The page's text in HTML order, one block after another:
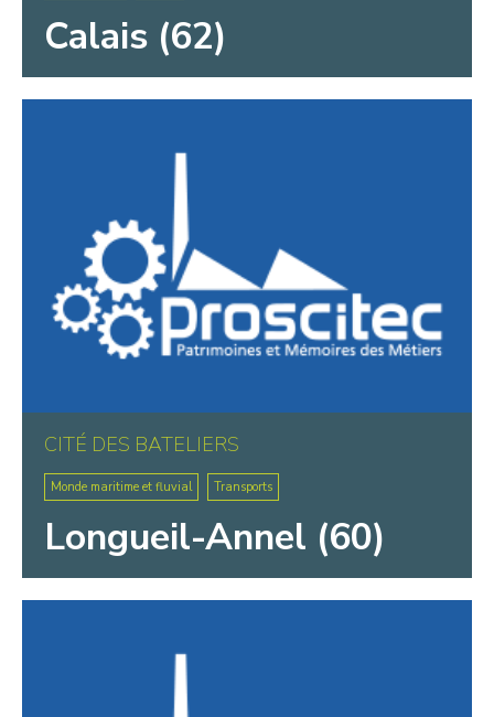
Calais (62)
CITÉ DES BATELIERS
Monde maritime et fluvial Transports
Longueil-Annel (60)